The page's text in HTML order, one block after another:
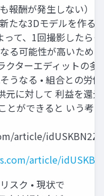
報酬が発生しない） •
たな3Dモデルを作る
って、1回撮影したら
る可能性が高いため
クターエディットの多
うなる • 組合との労
元に対して 利益を還
とができると いう考
article/
article/
スク • 現状で